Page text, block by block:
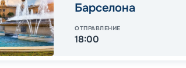
Барселона
ОТПРАВЛЕНИЕ
18:00